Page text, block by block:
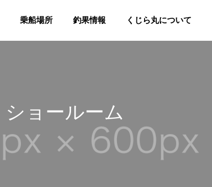
乗船場所 釣果情報 くじら丸について
ショールーム